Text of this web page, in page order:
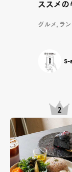
ススメ
グルメ, ラン
S-